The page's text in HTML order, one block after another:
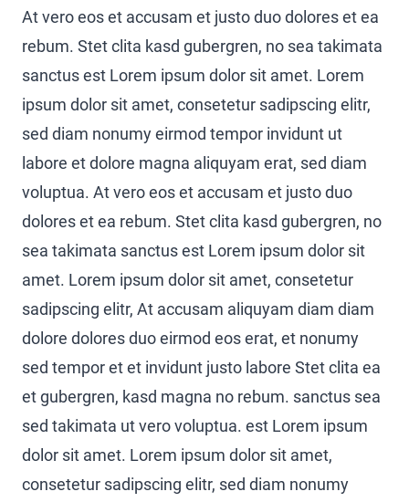
At vero eos et accusam et justo duo dolores et ea
rebum. Stet clita kasd gubergren, no sea takimata
sanctus est Lorem ipsum dolor sit amet. Lorem
ipsum dolor sit amet, consetetur sadipscing elitr,
sed diam nonumy eirmod tempor invidunt ut
labore et dolore magna aliquyam erat, sed diam
voluptua. At vero eos et accusam et justo duo
dolores et ea rebum. Stet clita kasd gubergren, no
sea takimata sanctus est Lorem ipsum dolor sit
amet. Lorem ipsum dolor sit amet, consetetur
sadipscing elitr, At accusam aliquyam diam diam
dolore dolores duo eirmod eos erat, et nonumy
sed tempor et et invidunt justo labore Stet clita ea
et gubergren, kasd magna no rebum. sanctus sea
sed takimata ut vero voluptua. est Lorem ipsum
dolor sit amet. Lorem ipsum dolor sit amet,
consetetur sadipscing elitr, sed diam nonumy